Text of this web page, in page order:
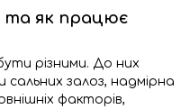
та як працює
різними. До них
залоз, надмірна
факторів,